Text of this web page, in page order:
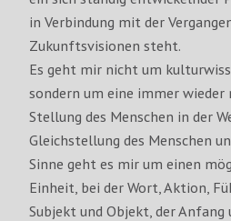
in Verbindung mit der
Zukunftsvisionen steht.
Es geht mir nicht um
sondern um eine immer wieder
Stellung des Menschen in der
Gleichstellung des Menschen
Sinne geht es mir um einen
Einheit, bei der Wort, Aktion,
Subjekt und Objekt, der Anfang